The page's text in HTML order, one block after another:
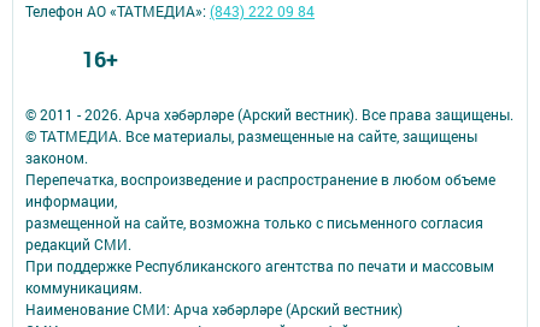
© 2011 - 2026. Арча хәбәрләре (Арский вестник). Все права защищены.
© ТАТМЕДИА. Все материалы, размещенные на сайте, защищены
законом.
Перепечатка, воспроизведение и распространение в любом объеме
информации,
размещенной на сайте, возможна только с письменного согласия
редакций СМИ.
При поддержке Республиканского агентства по печати и массовым
коммуникациям.
Наименование СМИ: Арча хәбәрләре (Арский вестник)
Телефон АО «ТАТМЕДИА»:(843) 222 09 84
16+